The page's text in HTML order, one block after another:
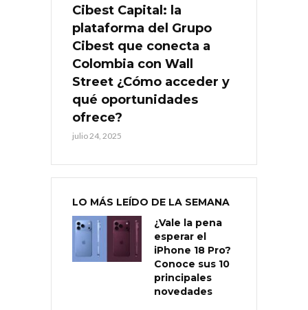
Cibest Capital: la
plataforma del Grupo
Cibest que conecta a
Colombia con Wall
Street ¿Cómo acceder y
qué oportunidades
ofrece?
julio 24, 2025
LO MÁS LEÍDO DE LA SEMANA
¿Vale la pena
esperar el
iPhone 18 Pro?
Conoce sus 10
principales
novedades